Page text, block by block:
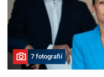
7 fotografií